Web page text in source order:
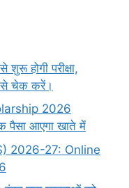
होगी परीक्षा,
से चेक करें।
2026
आएगा खाते में
2026-27: Online